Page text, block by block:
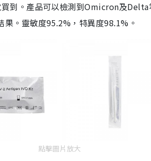
到。產品可以檢測到Omicron及
。靈敏度95.2%，特異度98.1%。
點擊圖片放大